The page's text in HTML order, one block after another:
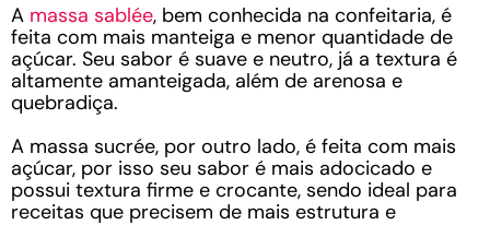
A massa sablée, bem conhecida na confeitaria, é
feita com mais manteiga e menor quantidade de
açúcar. Seu sabor é suave e neutro, já a textura é
altamente amanteigada, além de arenosa e
quebradiça.
A massa sucrée, por outro lado, é feita com mais
açúcar, por isso seu sabor é mais adocicado e
possui textura firme e crocante, sendo ideal para
receitas que precisem de mais estrutura e